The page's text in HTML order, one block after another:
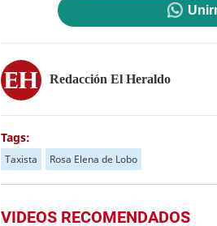
Redacción El Heraldo
Tags:
Taxista Rosa Elena de Lobo
VIDEOS RECOMENDADOS